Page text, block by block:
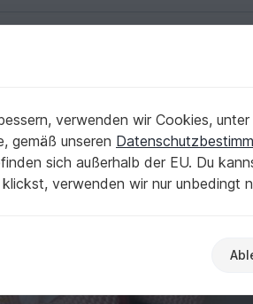
verwenden wir Cookies,
gemäß unseren
sich außerhalb der EU. Du
verwenden wir nur unbedingt